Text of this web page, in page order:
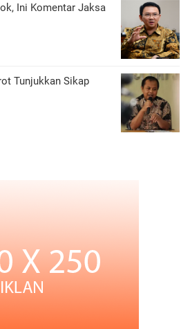
Ini Komentar Jaksa
Tunjukkan Sikap